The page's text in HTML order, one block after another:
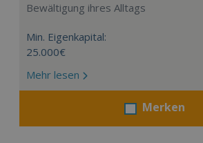
Bewältigung ihres Alltags
Min. Eigenkapital:
25.000€
Mehr lesen
Merken